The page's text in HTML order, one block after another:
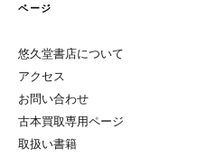
ページ
悠久堂書店について
アクセス
お問い合わせ
古本買取専用ページ
取扱い書籍